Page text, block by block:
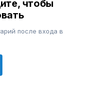
чтобы
после входа в